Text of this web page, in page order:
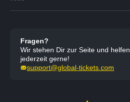
Fragen?
Wir stehen Dir zur Seite und helfen
jederzeit gerne!
support@global-tickets.com